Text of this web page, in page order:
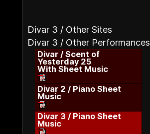
Divar 3 / Other Sites
Divar 3 / Other Performances
Divar / Scent of
Yesterday 25
With Sheet Music
Divar 2 / Piano Sheet
Music
Divar 3 / Piano Sheet
Music